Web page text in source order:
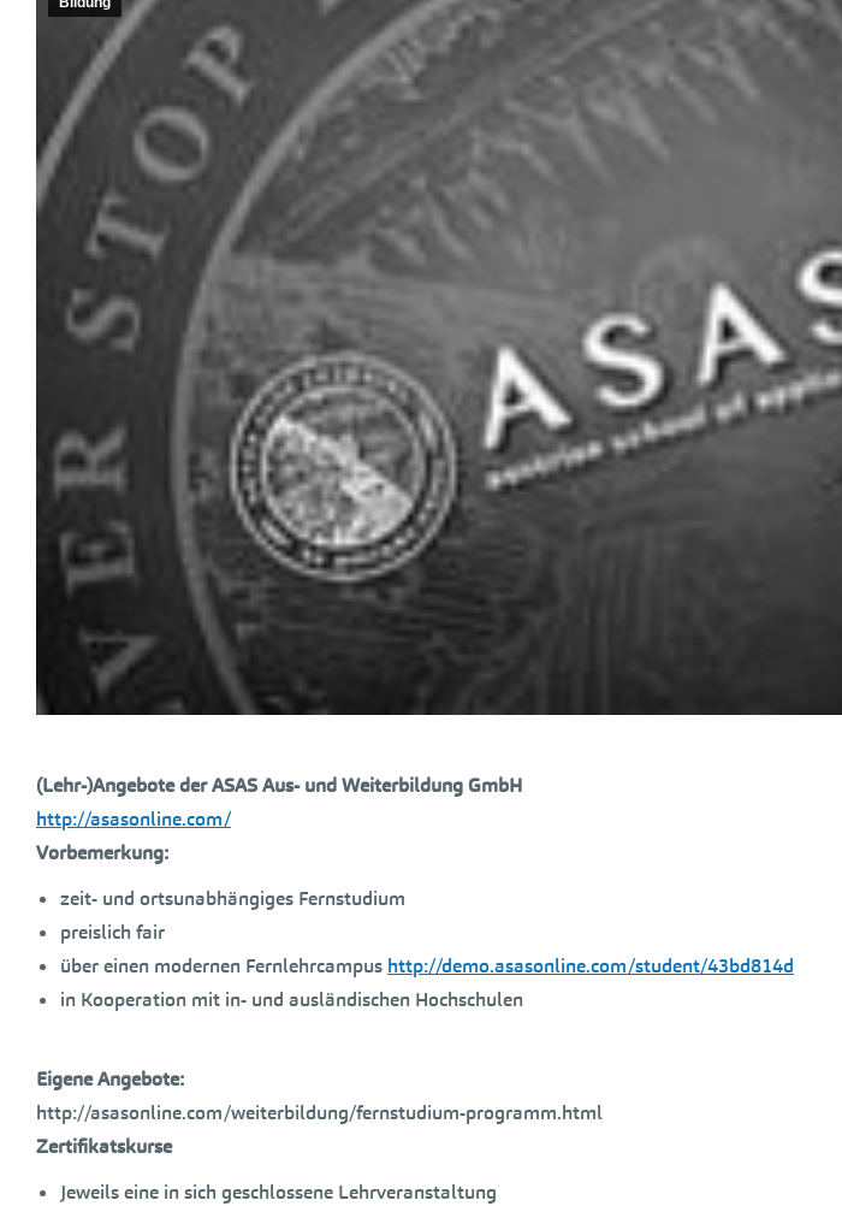
(Lehr-)Angebote der ASAS Aus- und Weiterbildung GmbH
http://asasonline.com/
Vorbemerkung:
zeit- und ortsunabhängiges Fernstudium
preislich fair
über einen modernen Fernlehrcampus http://demo.asasonline.com/student/43bd814d
in Kooperation mit in- und ausländischen Hochschulen
Eigene Angebote:
http://asasonline.com/weiterbildung/fernstudium-programm.html
Zertifikatskurse
Jeweils eine in sich geschlossene Lehrveranstaltung